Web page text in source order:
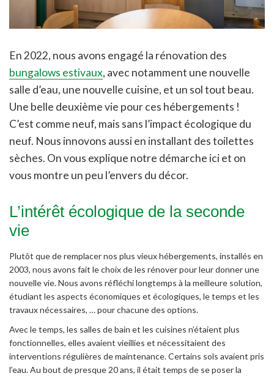
En 2022, nous avons engagé la rénovation des
bungalows estivaux, avec notamment une nouvelle
salle d’eau, une nouvelle cuisine, et un sol tout beau.
Une belle deuxième vie pour ces hébergements !
C’est comme neuf, mais sans l’impact écologique du
neuf. Nous innovons aussi en installant des toilettes
sèches. On vous explique notre démarche ici et on
vous montre un peu l’envers du décor.
L’intérêt écologique de la seconde
vie
Plutôt que de remplacer nos plus vieux hébergements, installés en
2003, nous avons fait le choix de les rénover pour leur donner une
nouvelle vie. Nous avons réfléchi longtemps à la meilleure solution,
étudiant les aspects économiques et écologiques, le temps et les
travaux nécessaires, … pour chacune des options.
Avec le temps, les salles de bain et les cuisines n’étaient plus
fonctionnelles, elles avaient vieillies et nécessitaient des
interventions régulières de maintenance. Certains sols avaient pris
l’eau. Au bout de presque 20 ans, il était temps de se poser la